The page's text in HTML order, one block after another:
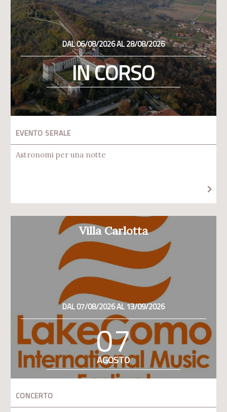
DAL 06/08/2026 AL 28/08/2026
IN CORSO
EVENTO SERALE
Astronomi per una notte
Villa Carlotta
DAL 07/08/2026 AL 13/09/2026
07
AGOSTO
CONCERTO